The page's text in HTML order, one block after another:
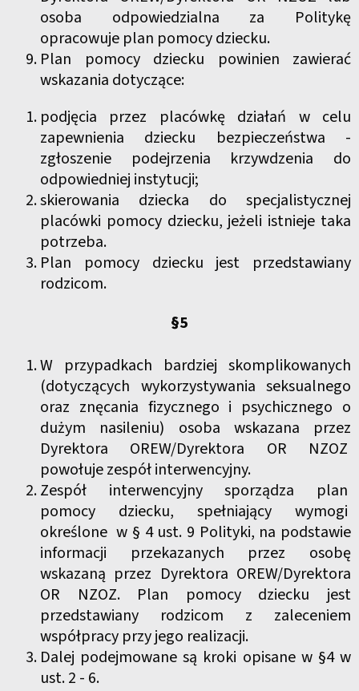
osoba odpowiedzialna za Politykę
opracowuje plan pomocy dziecku.
Plan pomocy dziecku powinien zawierać
wskazania dotyczące:
podjęcia przez placówkę działań w celu
zapewnienia dziecku bezpieczeństwa -
zgłoszenie podejrzenia krzywdzenia do
odpowiedniej instytucji;
skierowania dziecka do specjalistycznej
placówki pomocy dziecku, jeżeli istnieje taka
potrzeba.
Plan pomocy dziecku jest przedstawiany
rodzicom.
§5
W przypadkach bardziej skomplikowanych
(dotyczących wykorzystywania seksualnego
oraz znęcania fizycznego i psychicznego o
dużym nasileniu) osoba wskazana przez
Dyrektora OREW/Dyrektora OR NZOZ
powołuje zespół interwencyjny.
Zespół interwencyjny sporządza plan
pomocy dziecku, spełniający wymogi
określone w § 4 ust. 9 Polityki, na podstawie
informacji przekazanych przez osobę
wskazaną przez Dyrektora OREW/Dyrektora
OR NZOZ. Plan pomocy dziecku jest
przedstawiany rodzicom z zaleceniem
współpracy przy jego realizacji.
Dalej podejmowane są kroki opisane w §4 w
ust. 2 - 6.